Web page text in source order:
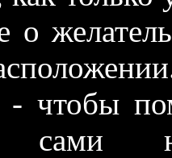
о
чтобы
не